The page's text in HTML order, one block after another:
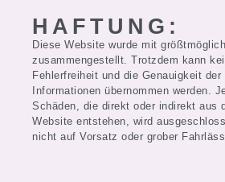
HAFTUNG:
Diese Website wurde mit
zusammengestellt. Trotzdem kann
Fehlerfreiheit und die Genauigkeit der
Informationen übernommen werden.
Schäden, die direkt oder indirekt aus
Website entstehen, wird
nicht auf Vorsatz oder grober